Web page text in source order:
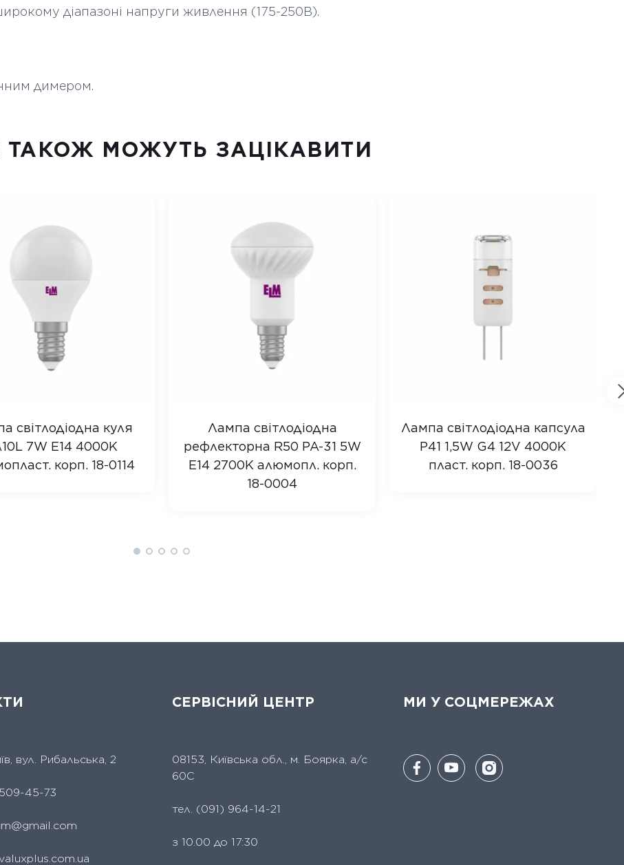
діапазоні напруги живлення (175-250В).
димером.
ТАКОЖ МОЖУТЬ ЗАЦІКАВИТИ
світлодіодна куля
7W E14 4000K
корп. 18-0114
Лампа світлодіодна
рефлекторна R50 PA-31 5W
E14 2700K алюмопл. корп.
18-0004
Лампа світлодіодна капсула
P41 1,5W G4 12V 4000K
пласт. корп. 18-0036
вул. Рибальська, 2
45-73
СЕРВІСНИЙ ЦЕНТР
08153, Київська обл., м. Боярка, а/с
60С
тел. (091) 964-14-21
з 10.00 до 17:30
МИ У СОЦМЕРЕЖАХ